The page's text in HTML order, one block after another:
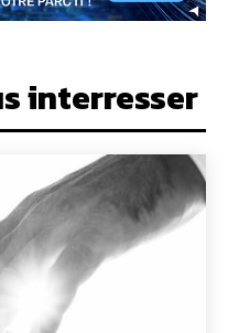
interresser